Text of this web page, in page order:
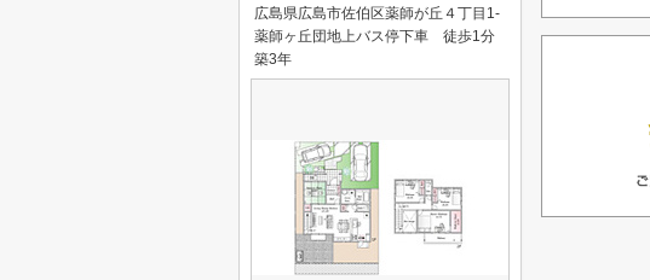
広島県広島市佐伯区薬師が丘４丁目1-
薬師ヶ丘団地上バス停下車 徒歩1分
築3年